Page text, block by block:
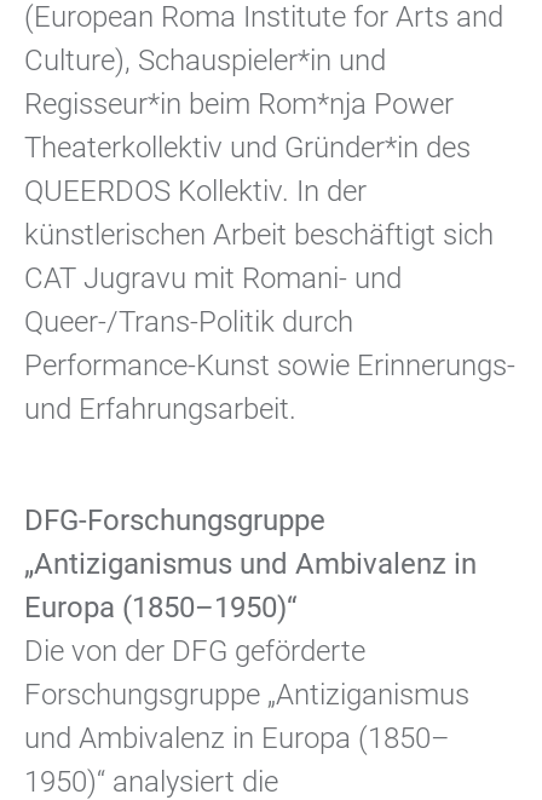
(European Roma Institute for Arts and
Culture), Schauspieler*in und
Regisseur*in beim Rom*nja Power
Theaterkollektiv und Gründer*in des
QUEERDOS Kollektiv. In der
künstlerischen Arbeit beschäftigt sich
CAT Jugravu mit Romani- und
Queer-/Trans-Politik durch
Performance-Kunst sowie Erinnerungs-
und Erfahrungsarbeit.
DFG-Forschungsgruppe
„Antiziganismus und Ambivalenz in
Europa (1850–1950)“
Die von der DFG geförderte
Forschungsgruppe „Antiziganismus
und Ambivalenz in Europa (1850–
1950)“ analysiert die